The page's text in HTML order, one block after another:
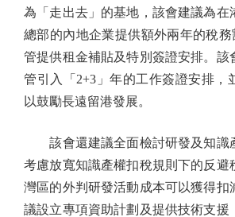
為「走出去」的基地，該會建議為在
總部的內地企業提供額外兩年的稅
管提供租金補貼及特別簽證安排。該
管引入「2+3」年的工作簽證安排，
以鼓勵長遠留港發展。
該會還建議全面檢討研發及知識
考慮放寬知識產權扣稅規則下的反避
灣區的外判研發活動成本可以獲得扣
議設立專項資助計劃及提供技術支援